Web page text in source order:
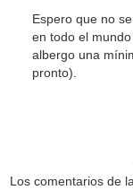
Espero que no
en todo el
albergo una
pronto).
Los comentarios de